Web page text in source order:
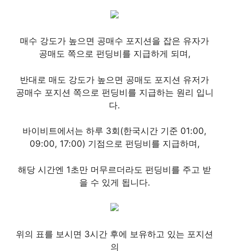
매수 강도가 높으면 공매수 포지션을 잡은 유자가
공매도 쪽으로 펀딩비를 지급하게 되며,
반대로 매도 강도가 높으면 공매도 포지션 유저가
공매수 포지션 쪽으로 펀딩비를 지급하는 원리 입니
다.
바이비트에서는 하루 3회(한국시간 기준 01:00,
09:00, 17:00) 기점으로 펀딩비를 지급하며,
해당 시간엔 1초만 머무르더라도 펀딩비를 주고 받
을 수 있게 됩니다.
위의 표를 보시면 3시간 후에 보유하고 있는 포지션
의